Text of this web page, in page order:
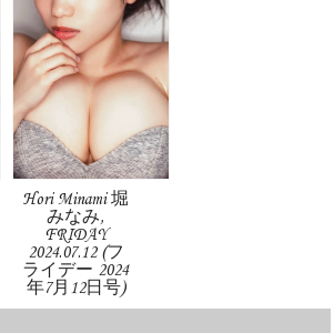
Hori Minami 堀
みなみ,
FRIDAY
2024.07.12 (フ
ライデー 2024
年7月12日号)